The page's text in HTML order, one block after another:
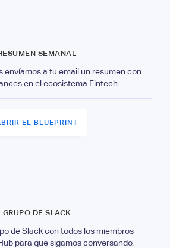
SEMANAL
envíamos a tu email un resumen con
en el ecosistema Fintech.
EL BLUEPRINT
GRUPO DE SLACK
de Slack con todos los miembros
para que sigamos conversando.